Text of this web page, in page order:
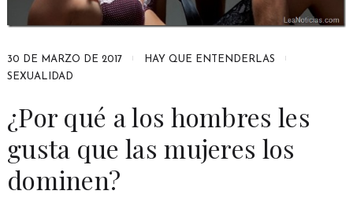
30 DE MARZO DE 2017
HAY QUE ENTENDERLAS
SEXUALIDAD
¿Por qué a los hombres les
gusta que las mujeres los
dominen?